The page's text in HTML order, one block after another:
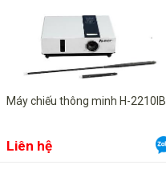
Máy chiếu thông minh H-2210IB
Liên hệ